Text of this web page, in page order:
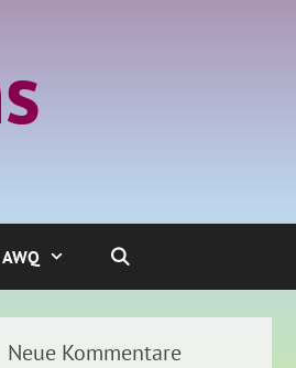
Neue Kommentare